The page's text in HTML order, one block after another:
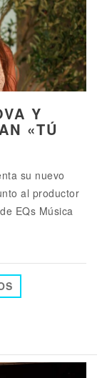
Y
«TÚ
su nuevo
al productor
EQs Música